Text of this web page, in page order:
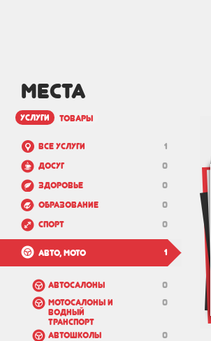
МЕСТА
услуги товары
1
Все услуги
0
Досуг
0
Здоровье
0
Образование
0
Спорт
1
Авто, мото
0
Автосалоны
0
Мотосалоны и
водный
транспорт
0
Автошколы